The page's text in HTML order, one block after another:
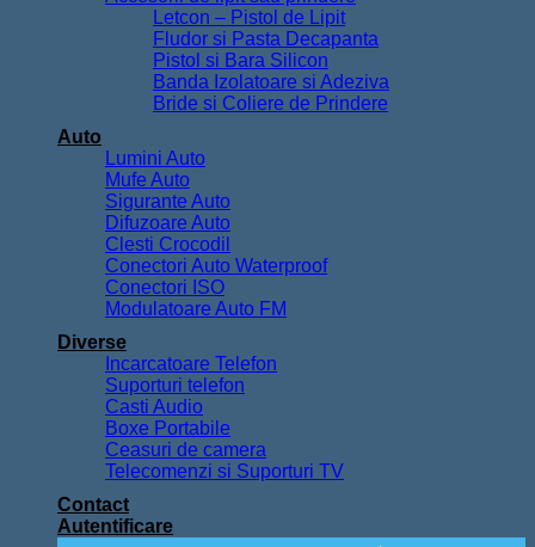
Letcon – Pistol de Lipit
Fludor si Pasta Decapanta
Pistol si Bara Silicon
Banda Izolatoare si Adeziva
Bride si Coliere de Prindere
Auto
Lumini Auto
Mufe Auto
Sigurante Auto
Difuzoare Auto
Clesti Crocodil
Conectori Auto Waterproof
Conectori ISO
Modulatoare Auto FM
Diverse
Incarcatoare Telefon
Suporturi telefon
Casti Audio
Boxe Portabile
Ceasuri de camera
Telecomenzi si Suporturi TV
Contact
Autentificare